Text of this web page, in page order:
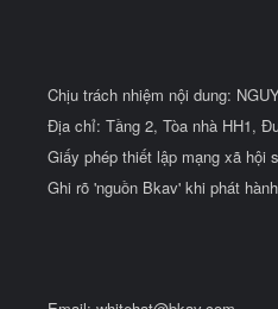
Chịu trách nhiệm nội dung:
Địa chỉ: Tầng 2, Tòa nhà HH1,
Giấy phép thiết lập mạng xã hội
Ghi rõ 'nguồn Bkav' khi phát